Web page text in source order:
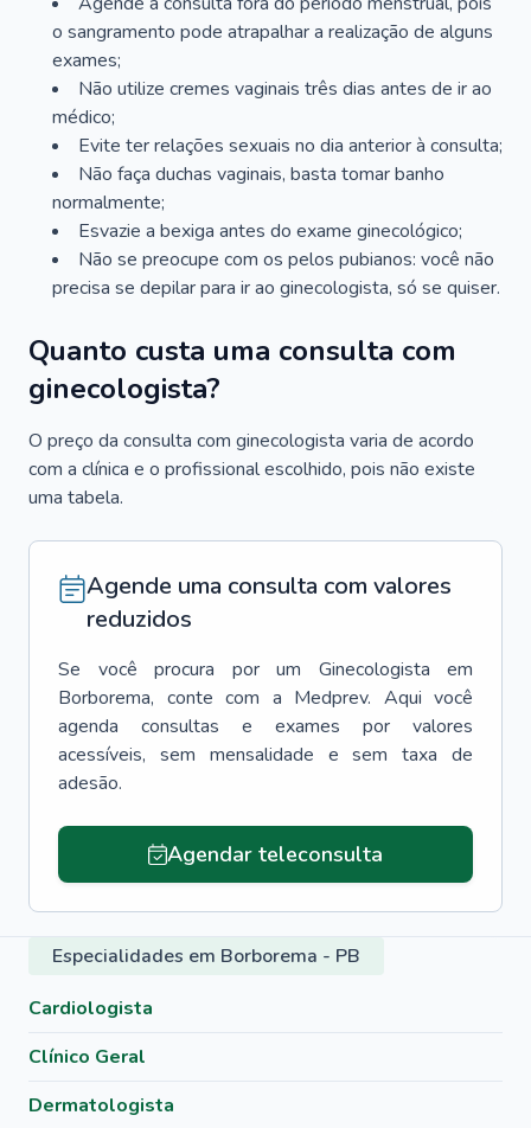
o sangramento pode atrapalhar a realização de alguns
exames;
Não utilize cremes vaginais três dias antes de ir ao
médico;
Evite ter relações sexuais no dia anterior à consulta;
Não faça duchas vaginais, basta tomar banho
normalmente;
Esvazie a bexiga antes do exame ginecológico;
Não se preocupe com os pelos pubianos: você não
precisa se depilar para ir ao ginecologista, só se quiser.
Quanto custa uma consulta com
ginecologista?
O preço da consulta com ginecologista varia de acordo
com a clínica e o profissional escolhido, pois não existe
uma tabela.
Agende uma consulta com valores
reduzidos
Se você procura por um Ginecologista
em
Borborema, conte com a Medprev. Aqui você
agenda consultas e exames por valores
acessíveis, sem mensalidade e sem taxa de
adesão.
Agendar teleconsulta
Especialidades em Borborema - PB
Cardiologista
Clínico Geral
Dermatologista